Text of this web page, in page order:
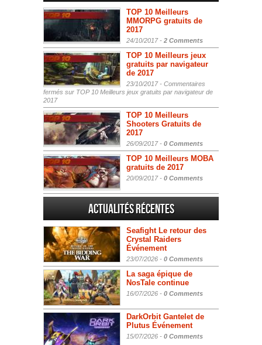
TOP 10 Meilleurs
MMORPG gratuits de
2017
24/10/2017 - 2 Comments
TOP 10 Meilleurs jeux
gratuits par navigateur
de 2017
23/10/2017 - Commentaires
fermés sur TOP 10 Meilleurs jeux gratuits par navigateur de
2017
TOP 10 Meilleurs
Shooters Gratuits de
2017
26/09/2017 - 0 Comments
TOP 10 Meilleurs MOBA
gratuits de 2017
20/09/2017 - 0 Comments
Actualités Récentes
Seafight Le retour des
Crystal Raiders
Événement
23/07/2026 - 0 Comments
La saga épique de
NosTale continue
16/07/2026 - 0 Comments
DarkOrbit Gantelet de
Plutus Événement
15/07/2026 - 0 Comments